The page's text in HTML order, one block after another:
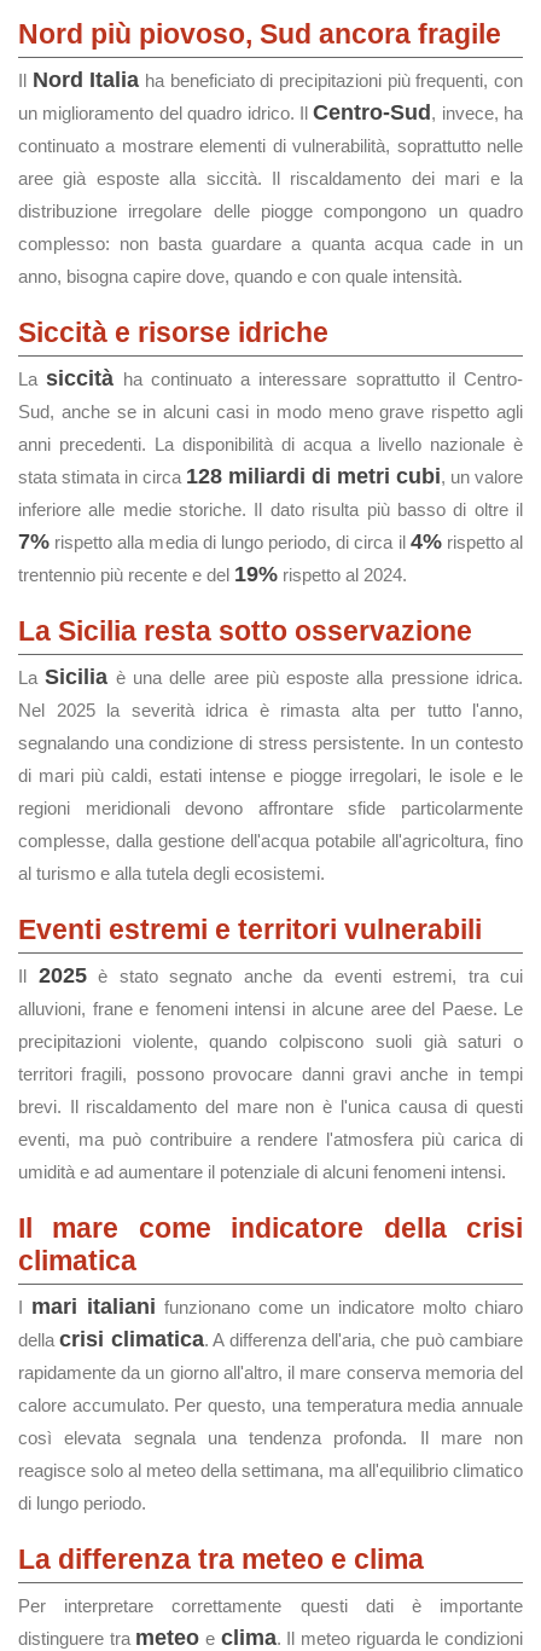
Nord più piovoso, Sud ancora fragile
Il Nord Italia ha beneficiato di precipitazioni più frequenti, con
un miglioramento del quadro idrico. IlCentro-Sud , invece, ha
continuato a mostrare elementi di vulnerabilità, soprattutto nelle
aree già esposte alla siccità. Il riscaldamento dei mari e la
distribuzione irregolare delle piogge compongono un quadro
complesso: non basta guardare a quanta acqua cade in un
anno, bisogna capire dove, quando e con quale intensità.
Siccità e risorse idriche
Lasiccità ha continuato a interessare soprattutto il Centro-
Sud, anche se in alcuni casi in modo meno grave rispetto agli
anni precedenti. La disponibilità di acqua a livello nazionale è
stata stimata in circa 128 miliardi di metri cubi, un valore
inferiore alle medie storiche. Il dato risulta più basso di oltre il
7% rispetto alla media di lungo periodo, di circa il 4%rispetto al
trentennio più recente e del 19% rispetto al 2024.
La Sicilia resta sotto osservazione
LaSicilia è una delle aree più esposte alla pressione idrica.
Nel 2025 la severità idrica è rimasta alta per tutto l'anno,
segnalando una condizione di stress persistente. In un contesto
di mari più caldi, estati intense e piogge irregolari, le isole e le
regioni meridionali devono affrontare sfide particolarmente
complesse, dalla gestione dell'acqua potabile all'agricoltura, fino
al turismo e alla tutela degli ecosistemi.
Eventi estremi e territori vulnerabili
Il 2025è stato segnato anche da eventi estremi, tra cui
alluvioni, frane e fenomeni intensi in alcune aree del Paese. Le
precipitazioni violente, quando colpiscono suoli già saturi o
territori fragili, possono provocare danni gravi anche in tempi
brevi. Il riscaldamento del mare non è l'unica causa di questi
eventi, ma può contribuire a rendere l'atmosfera più carica di
umidità e ad aumentare il potenziale di alcuni fenomeni intensi.
Il mare come indicatore della crisi
climatica
I mari italiani funzionano come un indicatore molto chiaro
dellacrisi climatica. A differenza dell'aria, che può cambiare
rapidamente da un giorno all'altro, il mare conserva memoria del
calore accumulato. Per questo, una temperatura media annuale
così elevata segnala una tendenza profonda. Il mare non
reagisce solo al meteo della settimana, ma all'equilibrio climatico
di lungo periodo.
La differenza tra meteo e clima
Per interpretare correttamente questi dati è importante
distinguere tra meteo e clima. Il meteo riguarda le condizioni